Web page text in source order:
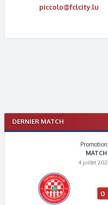
piccolo@fclcity.lu
DERNIER MATCH
4 juillet
0